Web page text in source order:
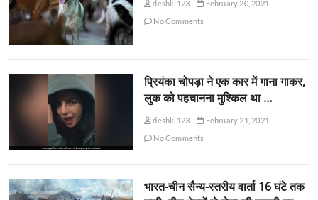
deshki123
February 20, 2021
No Comments
प्रियंका चोपड़ा ने एक कार में गाना गाकर,
लुक को पहचानना मुश्किल था …
deshki123
February 21, 2021
No Comments
भारत-चीन सैन्य-स्तरीय वार्ता 16 घंटे तक